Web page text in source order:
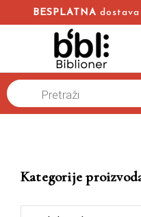
BESPLATNA
Naslovna
Products
search
Kategorije